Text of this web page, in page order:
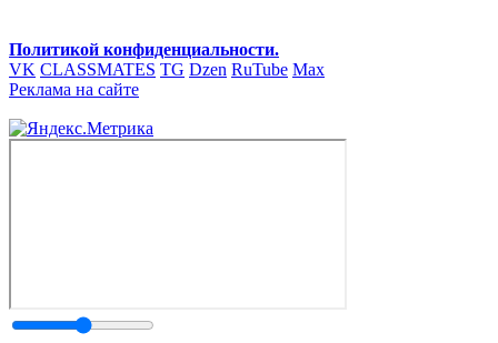
Политикой конфиденциальности.
VK CLASSMATES TG Dzen RuTube Max
Реклама на сайте